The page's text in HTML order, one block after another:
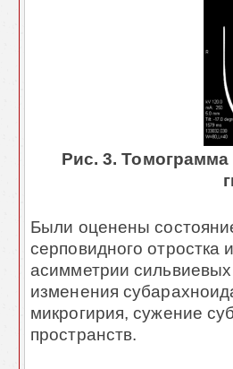
Рис. 3. Томограмма
Были оценены
серповидного отростка
асимметрии
изменения
микрогирия, сужение
пространств.